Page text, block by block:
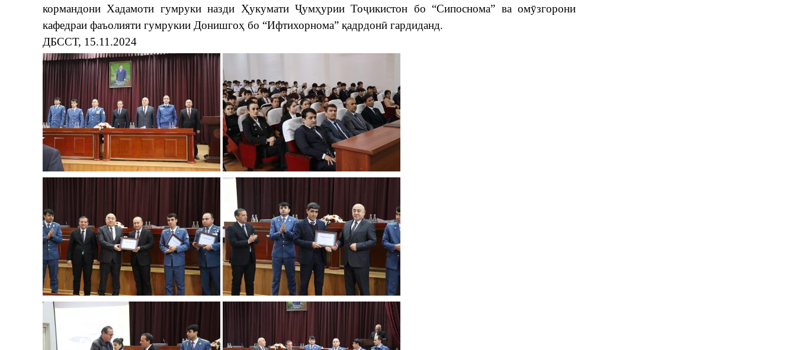
кормандони Хадамоти гумруки назди Ҳукумати Ҷумҳурии Тоҷикистон бо “Сипоснома” ва омӯзгорони
кафедраи фаъолияти гумрукии Донишгоҳ бо “Ифтихорнома” қадрдонӣ гардиданд.
ДБССТ, 15.11.2024